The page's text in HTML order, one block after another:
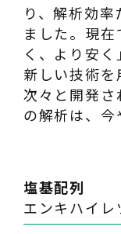
り、解析効
ました。現
く、より安
新しい技術
次々と開発さ
の解析は、今
塩基配列
エンキハイレ